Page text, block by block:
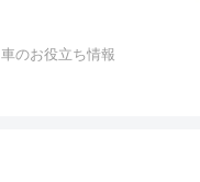
車のお役立ち情報